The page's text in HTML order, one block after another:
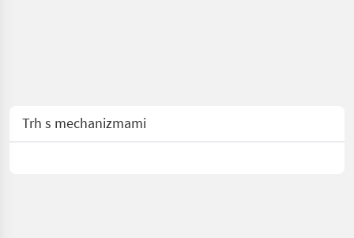
Trh s mechanizmami